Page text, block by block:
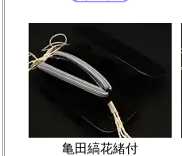
亀田縞花緒付